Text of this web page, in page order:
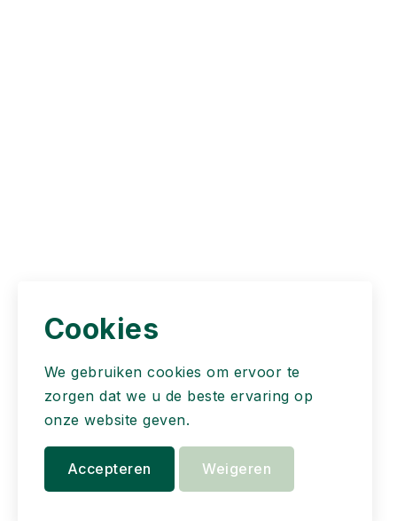
Cookies
We gebruiken cookies om ervoor te
zorgen dat we u de beste ervaring op
onze website geven.
Accepteren Weigeren